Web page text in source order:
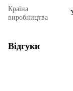
Країна
виробництва
Відгуки